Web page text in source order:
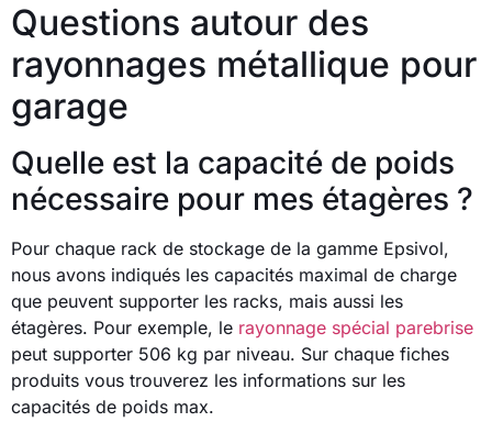
Questions autour des
rayonnages métallique pour
garage
Quelle est la capacité de poids
nécessaire pour mes étagères ?
Pour chaque rack de stockage de la gamme Epsivol,
nous avons indiqués les capacités maximal de charge
que peuvent supporter les racks, mais aussi les
étagères. Pour exemple, le rayonnage spécial parebrise
peut supporter 506 kg par niveau. Sur chaque fiches
produits vous trouverez les informations sur les
capacités de poids max.